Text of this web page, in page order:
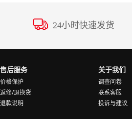
24小时快速发货
售后服务
价格保护
返修/退换货
退款说明
关于我们
调查问卷
联系客服
投诉与建议